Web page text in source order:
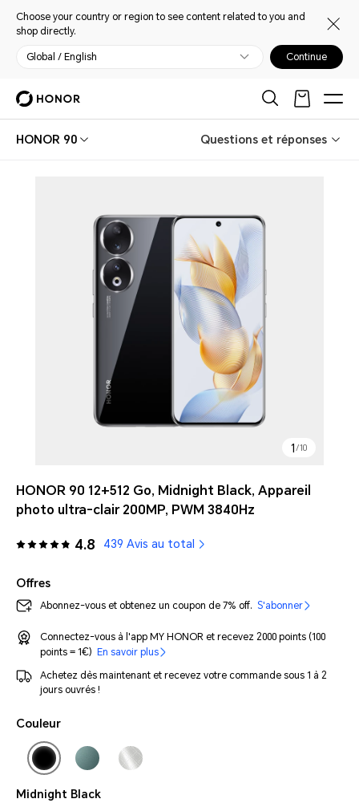
Choose your country or region to see content related to you and
shop directly.
Global / English Continue
HONOR 90 Questions et réponses
1 /10
HONOR 90 12+512 Go, Midnight Black, Appareil
photo ultra-clair 200MP, PWM 3840Hz
4.8 439 Avis au total
Offres
Abonnez-vous et obtenez un coupon de 7% off. S'abonner
Connectez-vous à l'app MY HONOR et recevez 2000 points (100
points = 1€)
En savoir plus
Achetez dès maintenant et recevez votre commande sous 1 à 2
jours ouvrés !
Couleur
Midnight Black